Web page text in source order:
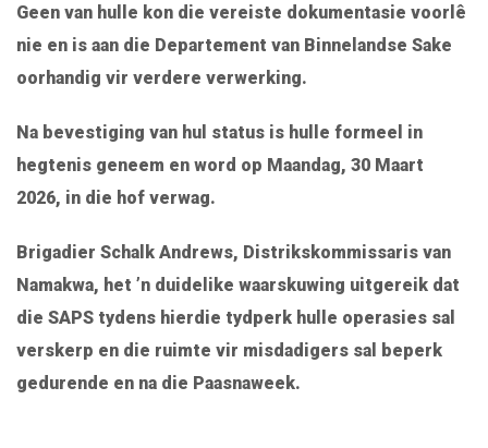
Geen van hulle kon die vereiste dokumentasie voorlê
nie en is aan die Departement van Binnelandse Sake
oorhandig vir verdere verwerking.
Na bevestiging van hul status is hulle formeel in
hegtenis geneem en word op Maandag, 30 Maart
2026, in die hof verwag.
Brigadier Schalk Andrews, Distrikskommissaris van
Namakwa, het ’n duidelike waarskuwing uitgereik dat
die SAPS tydens hierdie tydperk hulle operasies sal
verskerp en die ruimte vir misdadigers sal beperk
gedurende en na die Paasnaweek.